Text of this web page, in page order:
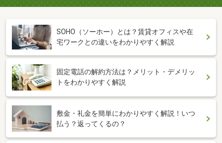
SOHO（ソーホー）とは？賃貸オフィスや在
宅ワークとの違いをわかりやすく解説
固定電話の解約方法は？メリット・デメリッ
トをわかりやすく解説
敷金・礼金を簡単にわかりやすく解説！いつ
払う？返ってくるの？